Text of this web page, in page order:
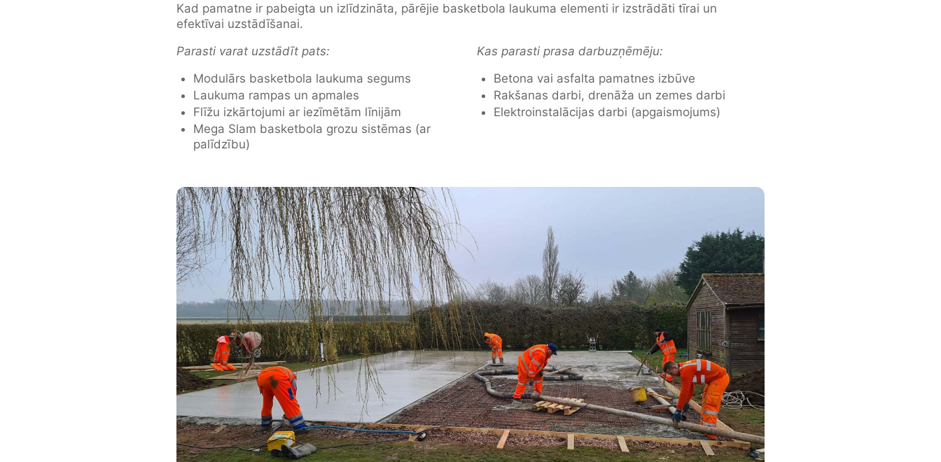
Kad pamatne ir pabeigta un izlīdzināta, pārējie basketbola laukuma elementi ir izstrādāti tīrai un
efektīvai uzstādīšanai.
Parasti varat uzstādīt pats:
Modulārs basketbola laukuma segums
Laukuma rampas un apmales
Flīžu izkārtojumi ar iezīmētām līnijām
Mega Slam basketbola grozu sistēmas (ar
palīdzību)
Kas parasti prasa darbuzņēmēju:
Betona vai asfalta pamatnes izbūve
Rakšanas darbi, drenāža un zemes darbi
Elektroinstalācijas darbi (apgaismojums)